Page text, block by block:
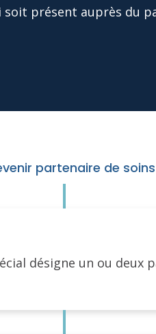
soit présent auprès du
partenaire de
désigne un ou deux